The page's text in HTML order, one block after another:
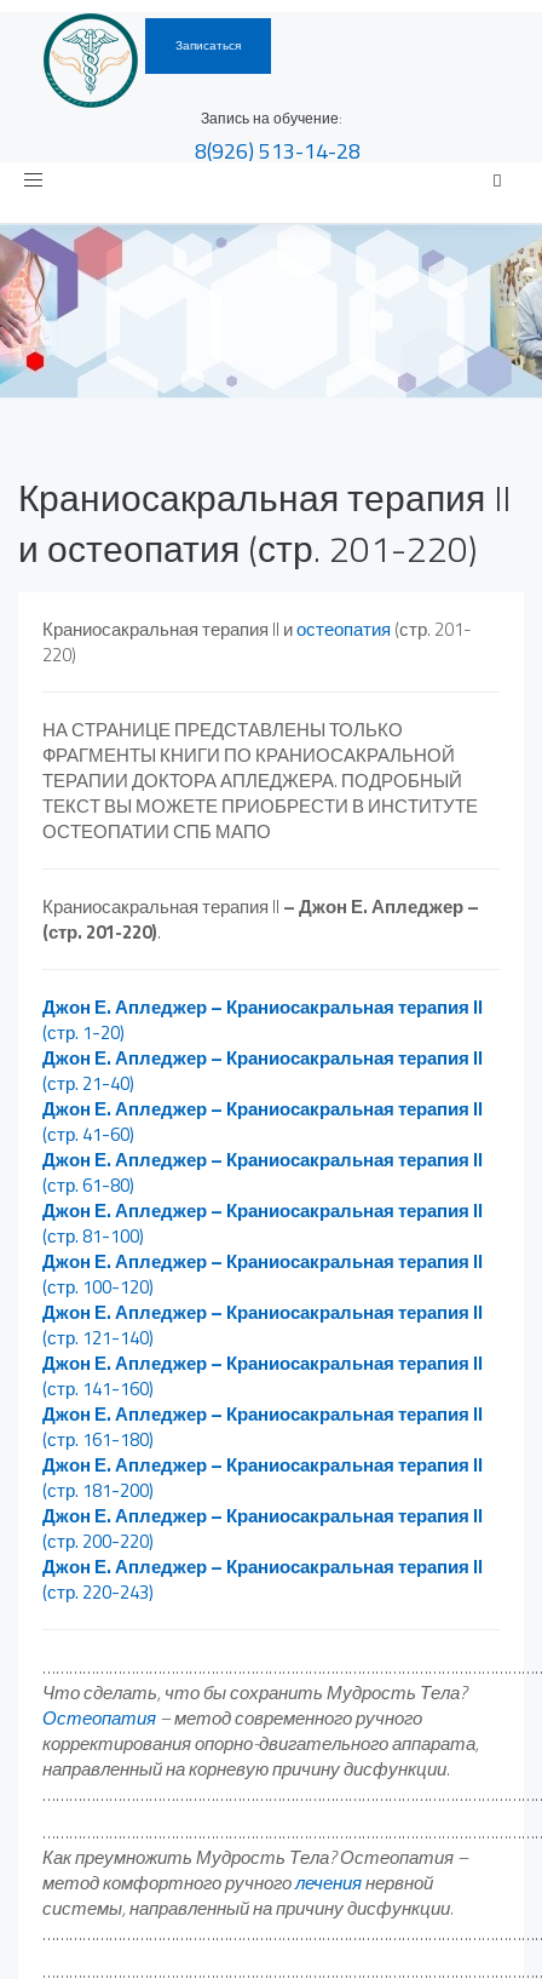
Записаться
Запись на обучение:
8(926)513-14-28
Toggle
Краниосакральная терапия II
и остеопатия (стр. 201-220)
Краниосакральная терапия II иостеопатия (стр. 201-
220)
НА СТРАНИЦЕ ПРЕДСТАВЛЕНЫ ТОЛЬКО
ФРАГМЕНТЫ КНИГИ ПО КРАНИОСАКРАЛЬНОЙ
ТЕРАПИИ ДОКТОРА АПЛЕДЖЕРА. ПОДРОБНЫЙ
ТЕКСТ ВЫ МОЖЕТЕ ПРИОБРЕСТИ В ИНСТИТУТЕ
ОСТЕОПАТИИ СПБ МАПО
Краниосакральная терапия II – Джон Е. Апледжер –
(стр. 201-220).
Джон Е. Апледжер – Краниосакральная терапия II
(стр. 1-20)
Джон Е. Апледжер – Краниосакральная терапия II
(стр. 21-40)
Джон Е. Апледжер – Краниосакральная терапия II
(стр. 41-60)
Джон Е. Апледжер – Краниосакральная терапия II
(стр. 61-80)
Джон Е. Апледжер – Краниосакральная терапия II
(стр. 81-100)
Джон Е. Апледжер – Краниосакральная терапия II
(стр. 100-120)
Джон Е. Апледжер – Краниосакральная терапия II
(стр. 121-140)
Джон Е. Апледжер – Краниосакральная терапия II
(стр. 141-160)
Джон Е. Апледжер – Краниосакральная терапия II
(стр. 161-180)
Джон Е. Апледжер – Краниосакральная терапия II
(стр. 181-200)
Джон Е. Апледжер – Краниосакральная терапия II
(стр. 200-220)
Джон Е. Апледжер – Краниосакральная терапия II
(стр. 220-243)
Что сделать, что бы сохранить Мудрость Тела?
Остеопатия– метод современного ручного
корректирования опорно-двигательного аппарата,
направленный на корневую причину дисфункции.
Как преумножить Мудрость Тела? Остеопатия –
метод комфортного ручноголечениянервной
системы, направленный на причину дисфункции.